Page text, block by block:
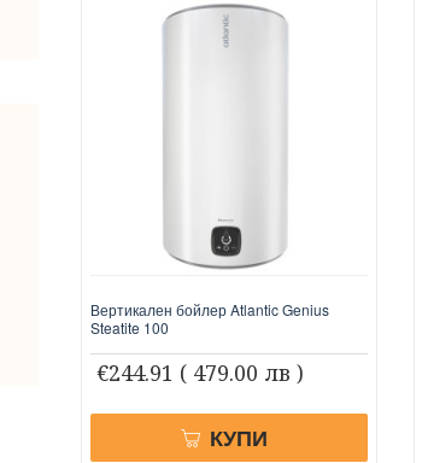
Вертикален бойлер Atlantic Genius
Steatite 100
€244.91 ( 479.00 лв )
КУПИ